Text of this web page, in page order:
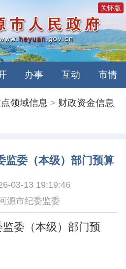
关怀版
办事 互动 市情
领域信息 > 财政资金信息
监委（本级）部门预算
03-13 19:19:46
源市纪委监委
委（本级）部门预